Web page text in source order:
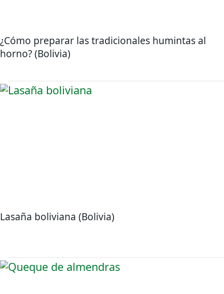
¿Cómo preparar las tradicionales humintas al
horno? (Bolivia)
Lasaña boliviana (Bolivia)